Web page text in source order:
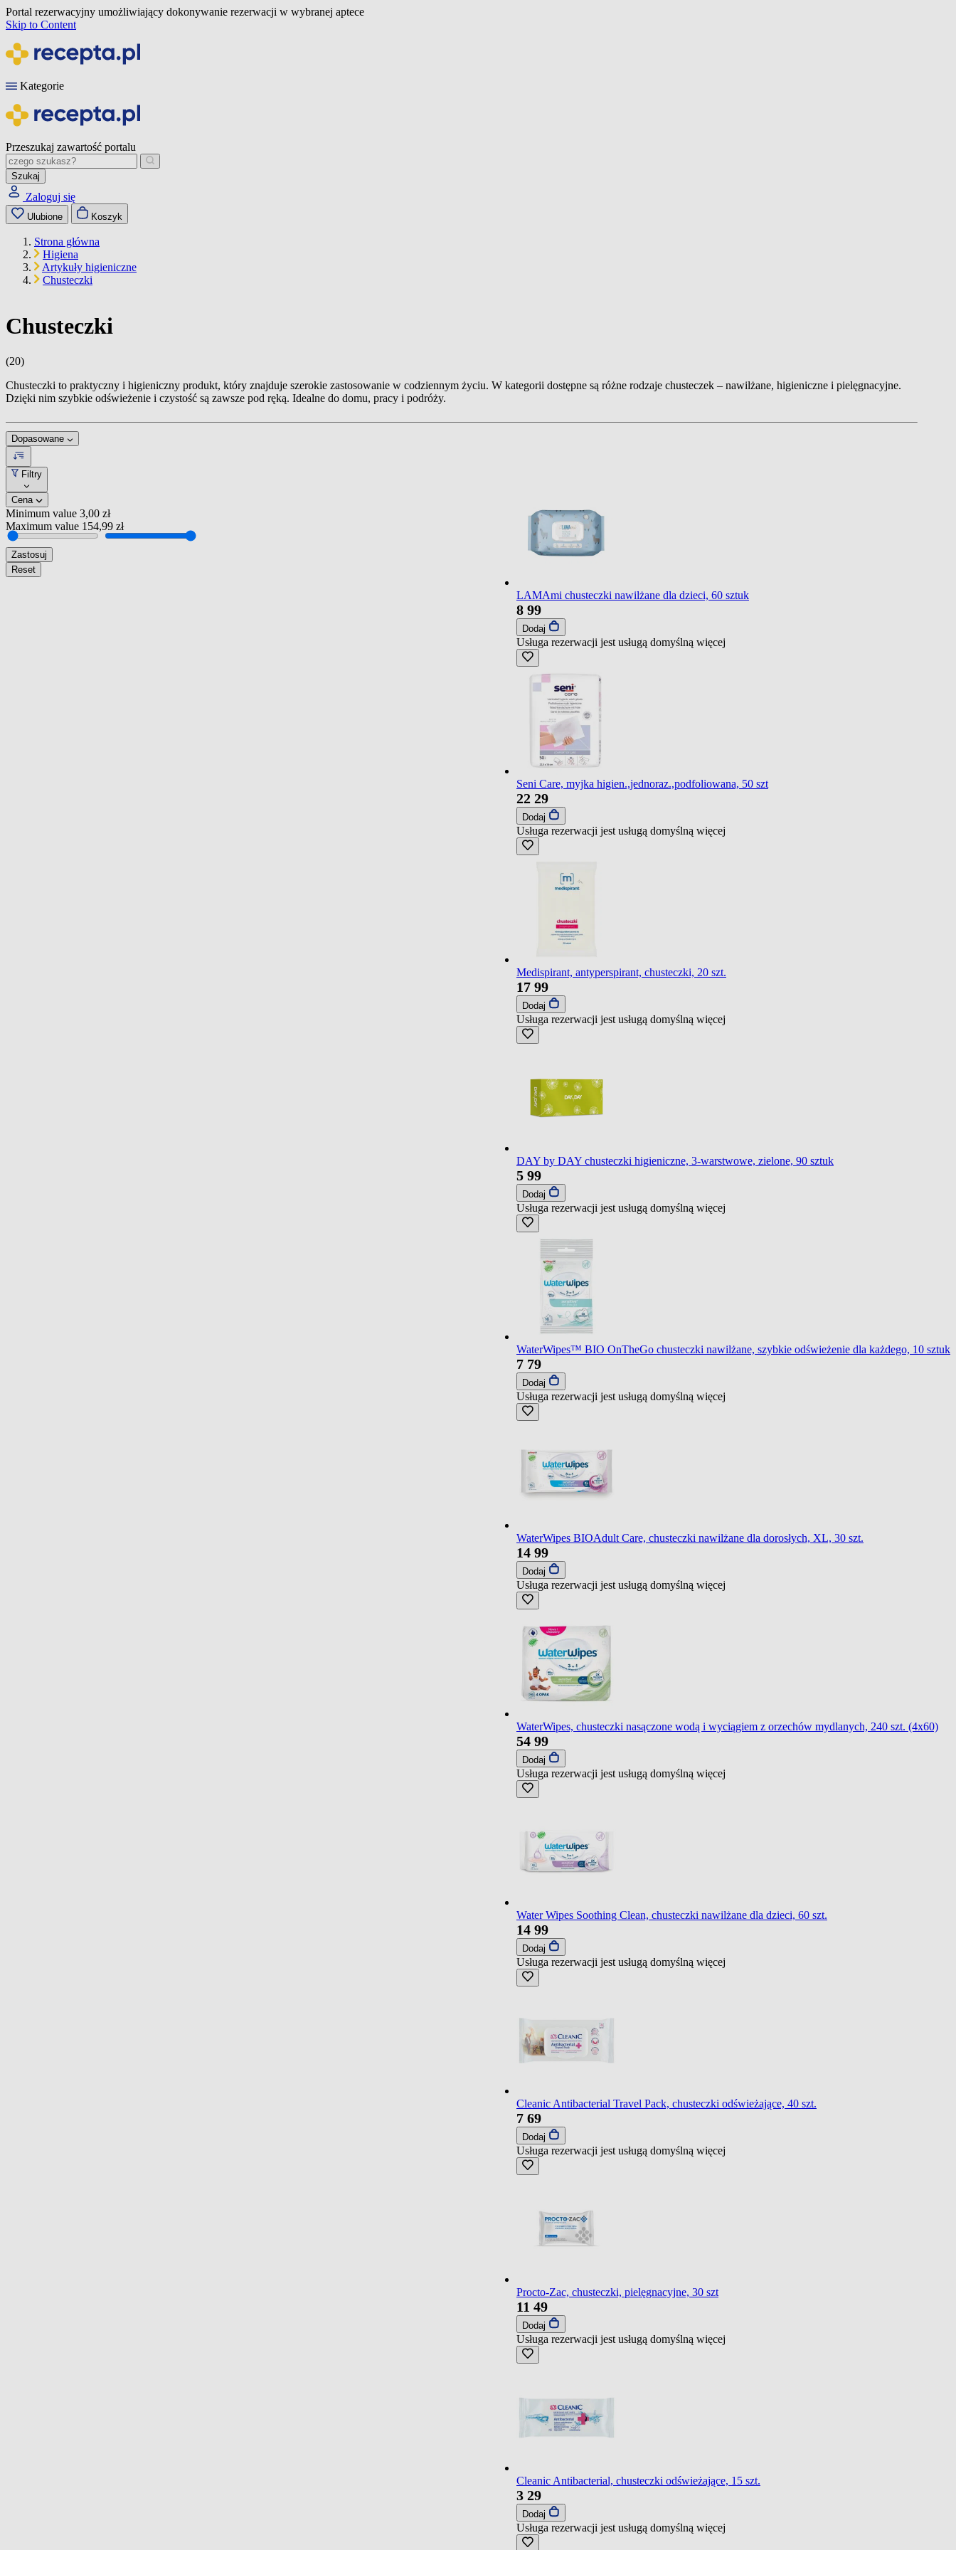
Portal rezerwacyjny umożliwiający dokonywanie rezerwacji w wybranej aptece
Skip to Content
Kategorie
Przeszukaj zawartość portalu
Szukaj
Zaloguj się
Ulubione Koszyk
Strona główna
Higiena
Artykuły higieniczne
Chusteczki
Chusteczki
(20)
Chusteczki to praktyczny i higieniczny produkt, który znajduje szerokie zastosowanie w codziennym życiu. W kategorii dostępne są różne rodzaje chusteczek – nawilżane, higieniczne i pielęgnacyjne.
Dzięki nim szybkie odświeżenie i czystość są zawsze pod ręką. Idealne do domu, pracy i podróży.
Dopasowane
Filtry
Cena
Minimum value 3,00 zł
Maximum value 154,99 zł
Zastosuj
Reset
LAMAmi chusteczki nawilżane dla dzieci, 60 sztuk
8 99
Dodaj
Usługa rezerwacji jest usługą domyślną więcej
Seni Care, myjka higien.,jednoraz.,podfoliowana, 50 szt
22 29
Dodaj
Usługa rezerwacji jest usługą domyślną więcej
Medispirant, antyperspirant, chusteczki, 20 szt.
17 99
Dodaj
Usługa rezerwacji jest usługą domyślną więcej
DAY by DAY chusteczki higieniczne, 3-warstwowe, zielone, 90 sztuk
5 99
Dodaj
Usługa rezerwacji jest usługą domyślną więcej
WaterWipes™ BIO OnTheGo chusteczki nawilżane, szybkie odświeżenie dla każdego, 10 sztuk
7 79
Dodaj
Usługa rezerwacji jest usługą domyślną więcej
WaterWipes BIOAdult Care, chusteczki nawilżane dla dorosłych, XL, 30 szt.
14 99
Dodaj
Usługa rezerwacji jest usługą domyślną więcej
WaterWipes, chusteczki nasączone wodą i wyciągiem z orzechów mydlanych, 240 szt. (4x60)
54 99
Dodaj
Usługa rezerwacji jest usługą domyślną więcej
Water Wipes Soothing Clean, chusteczki nawilżane dla dzieci, 60 szt.
14 99
Dodaj
Usługa rezerwacji jest usługą domyślną więcej
Cleanic Antibacterial Travel Pack, chusteczki odświeżające, 40 szt.
7 69
Dodaj
Usługa rezerwacji jest usługą domyślną więcej
Procto-Zac, chusteczki, pielęgnacyjne, 30 szt
11 49
Dodaj
Usługa rezerwacji jest usługą domyślną więcej
Cleanic Antibacterial, chusteczki odświeżające, 15 szt.
3 29
Dodaj
Usługa rezerwacji jest usługą domyślną więcej